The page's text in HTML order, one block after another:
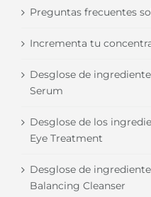
Preguntas frecuentes
Incrementa tu
Desglose de
Serum
Desglose de los
Eye Treatment
Desglose de
Balancing Cleanser